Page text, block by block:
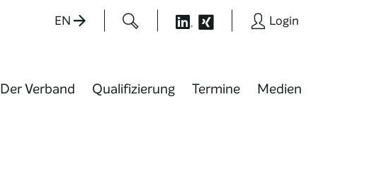
EN Login
Der Verband Qualifizierung Termine Medien